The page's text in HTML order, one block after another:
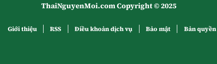
ThaiNguyenMoi.com Copyright © 2025
Giới thiệu RSS Điều khoản dịch vụ Bảo mật Bản quyền